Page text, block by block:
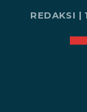
REDAKSI |